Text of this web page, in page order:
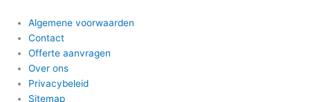
Algemene voorwaarden
Contact
Offerte aanvragen
Over ons
Privacybeleid
Sitemap